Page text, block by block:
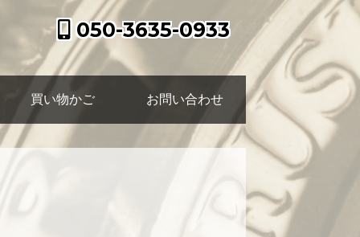
050-3635-0933
買い物かご お問い合わせ